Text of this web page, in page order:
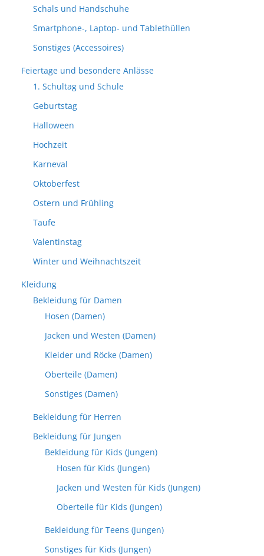
Schals und Handschuhe
Smartphone-, Laptop- und Tablethüllen
Sonstiges (Accessoires)
Feiertage und besondere Anlässe
1. Schultag und Schule
Geburtstag
Halloween
Hochzeit
Karneval
Oktoberfest
Ostern und Frühling
Taufe
Valentinstag
Winter und Weihnachtszeit
Kleidung
Bekleidung für Damen
Hosen (Damen)
Jacken und Westen (Damen)
Kleider und Röcke (Damen)
Oberteile (Damen)
Sonstiges (Damen)
Bekleidung für Herren
Bekleidung für Jungen
Bekleidung für Kids (Jungen)
Hosen für Kids (Jungen)
Jacken und Westen für Kids (Jungen)
Oberteile für Kids (Jungen)
Bekleidung für Teens (Jungen)
Sonstiges für Kids (Jungen)